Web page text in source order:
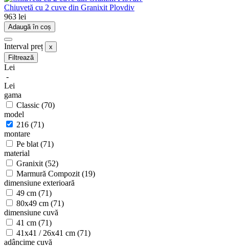
Chiuvetă cu 2 cuve din Granixit Plovdiv
963 lei
Adaugă în coș
Interval preț
x
Filtrează
Lei
-
Lei
gama
Classic (70)
model
216 (71)
montare
Pe blat (71)
material
Granixit (52)
Marmură Compozit (19)
dimensiune exterioară
49 cm (71)
80x49 cm (71)
dimensiune cuvă
41 cm (71)
41x41 / 26x41 cm (71)
adâncime cuvă